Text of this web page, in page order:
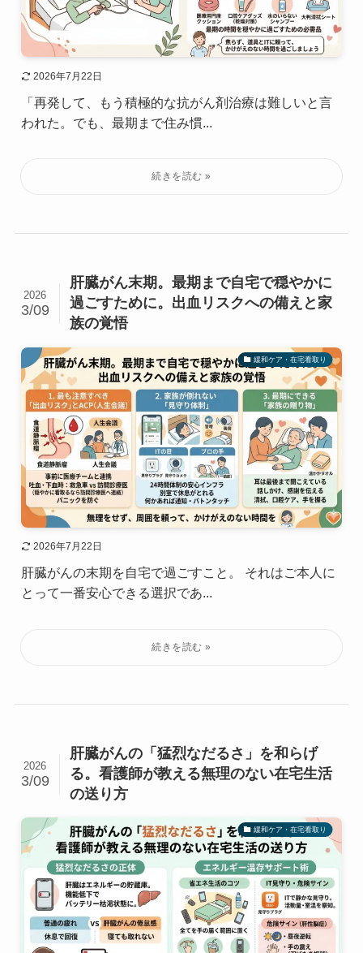
2026年7月22日
「再発して、もう積極的な抗がん剤治療は難しいと言
われた。でも、最期まで住み慣...
肝臓がん末期。最期まで自宅で穏やかに
過ごすために。出血リスクへの備えと家
族の覚悟
2026
3/09
緩和ケア・在宅看取り
2026年7月22日
肝臓がんの末期を自宅で過ごすこと。 それはご本人に
とって一番安心できる選択であ...
肝臓がんの「猛烈なだるさ」を和らげ
る。看護師が教える無理のない在宅生活
の送り方
2026
3/09
緩和ケア・在宅看取り